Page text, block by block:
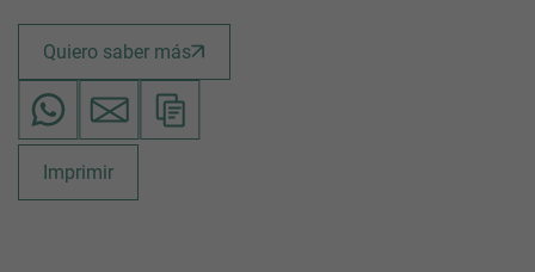
Quiero saber más
Imprimir